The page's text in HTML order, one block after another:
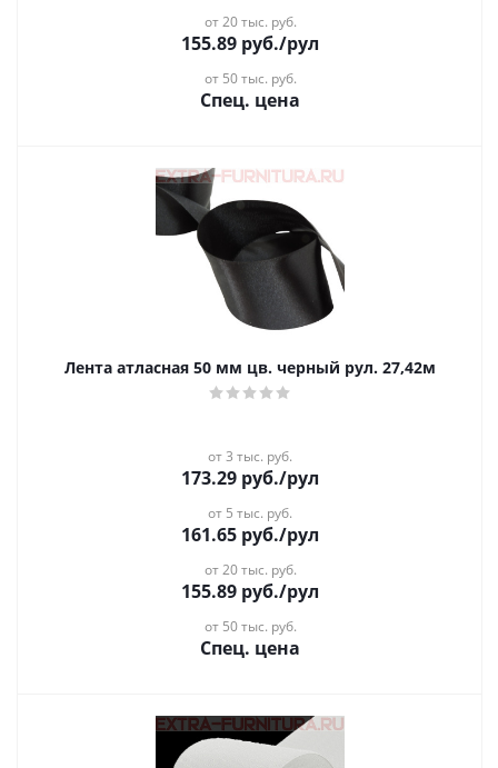
от 20 тыс. руб.
155.89 руб./рул
от 50 тыс. руб.
Спец. цена
Лента атласная 50 мм цв. черный рул. 27,42м
от 3 тыс. руб.
173.29 руб./рул
от 5 тыс. руб.
161.65 руб./рул
от 20 тыс. руб.
155.89 руб./рул
от 50 тыс. руб.
Спец. цена